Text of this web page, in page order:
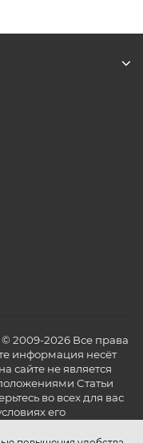
2009-2026 Все права
информация несёт
сайте не является
Статьи
во всех для вас
его